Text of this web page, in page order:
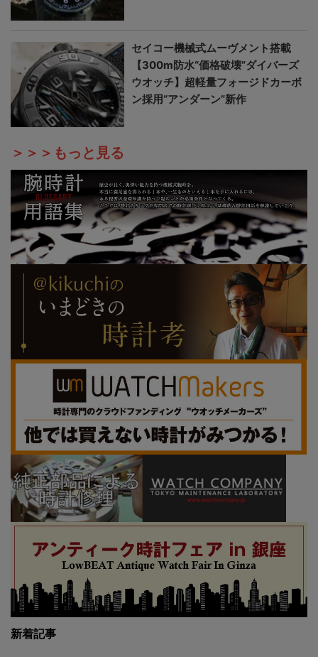
セイコー機械式ムーヴメント搭載
【300m防水“価格破壊”ダイバーズ
ウオッチ】超軽量フォージドカーボ
ン採用“アンダーン”新作
＞＞＞もっと見る
新着記事